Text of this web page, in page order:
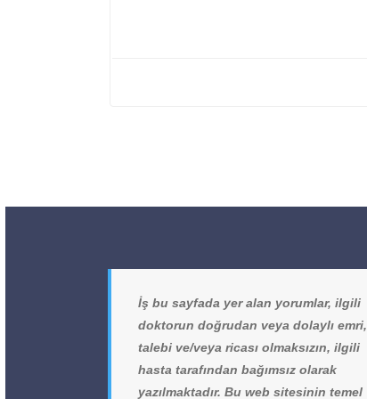
İş bu sayfada yer alan yorumlar, ilgili
doktorun doğrudan veya dolaylı emri,
talebi ve/veya ricası olmaksızın, ilgili
hasta tarafından bağımsız olarak
yazılmaktadır. Bu web sitesinin temel